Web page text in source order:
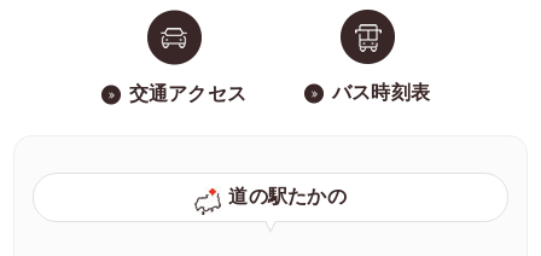
交通アクセス バス時刻表
道の駅たかの